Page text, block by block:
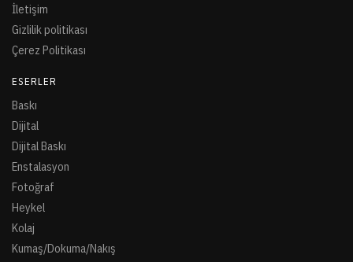
İletişim
Gizlilik politikası
Çerez Politikası
ESERLER
Baskı
Dijital
Dijital Baskı
Enstalasyon
Fotoğraf
Heykel
Kolaj
Kumaş/Dokuma/Nakış